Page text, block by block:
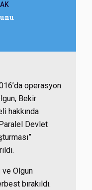
operasyon
Bekir
hakkında
Devlet
ve Olgun
bırakıldı.